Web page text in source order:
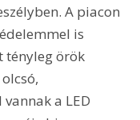
A piacon
is
tényleg örök
a LED